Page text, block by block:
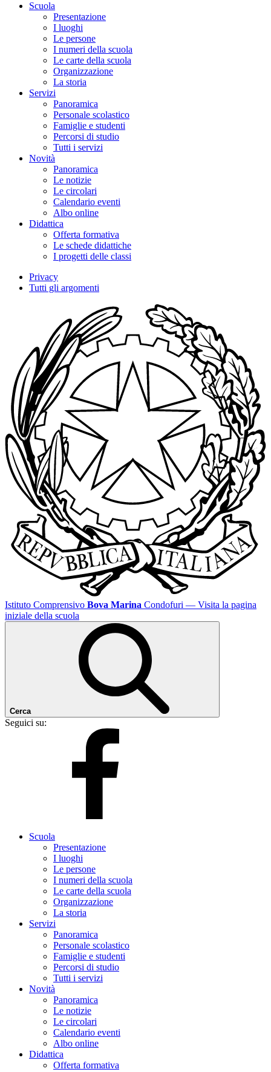
Scuola
Presentazione
I luoghi
Le persone
I numeri della scuola
Le carte della scuola
Organizzazione
La storia
Servizi
Panoramica
Personale scolastico
Famiglie e studenti
Percorsi di studio
Tutti i servizi
Novità
Panoramica
Le notizie
Le circolari
Calendario eventi
Albo online
Didattica
Offerta formativa
Le schede didattiche
I progetti delle classi
Privacy
Tutti gli argomenti
Istituto Comprensivo Bova Marina Condofuri — Visita la pagina
iniziale della scuola
Cerca
Seguici su:
Scuola
Presentazione
I luoghi
Le persone
I numeri della scuola
Le carte della scuola
Organizzazione
La storia
Servizi
Panoramica
Personale scolastico
Famiglie e studenti
Percorsi di studio
Tutti i servizi
Novità
Panoramica
Le notizie
Le circolari
Calendario eventi
Albo online
Didattica
Offerta formativa